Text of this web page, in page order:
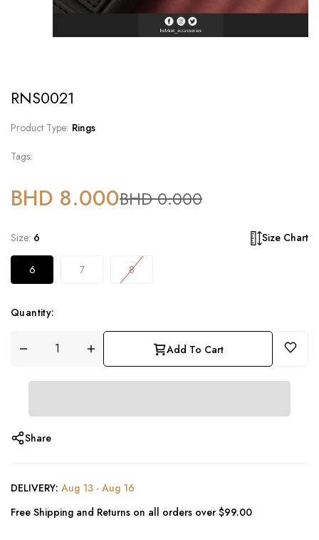
RNS0021
Product Type: Rings
Tags:
BHD 0.000
BHD 8.000
Size Chart
Size: 6
6 7 8
Quantity:
Add To Cart
Share
DELIVERY: Aug 13 - Aug 16
Free Shipping and Returns on all orders over $99.00